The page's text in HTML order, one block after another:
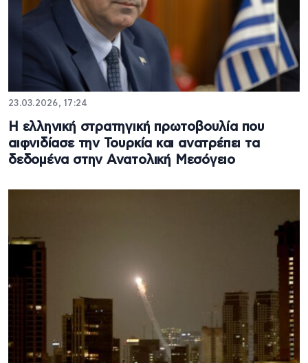
23.03.2026, 17:24
Η ελληνική στρατηγική πρωτοβουλία που
αιφνιδίασε την Τουρκία και ανατρέπει τα
δεδομένα στην Ανατολική Μεσόγειο